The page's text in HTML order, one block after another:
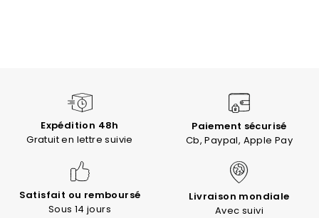
Expédition 48h
Gratuit en lettre suivie
Paiement sécurisé
Cb, Paypal, Apple Pay
Satisfait ou remboursé
Sous 14 jours
Livraison mondiale
Avec suivi